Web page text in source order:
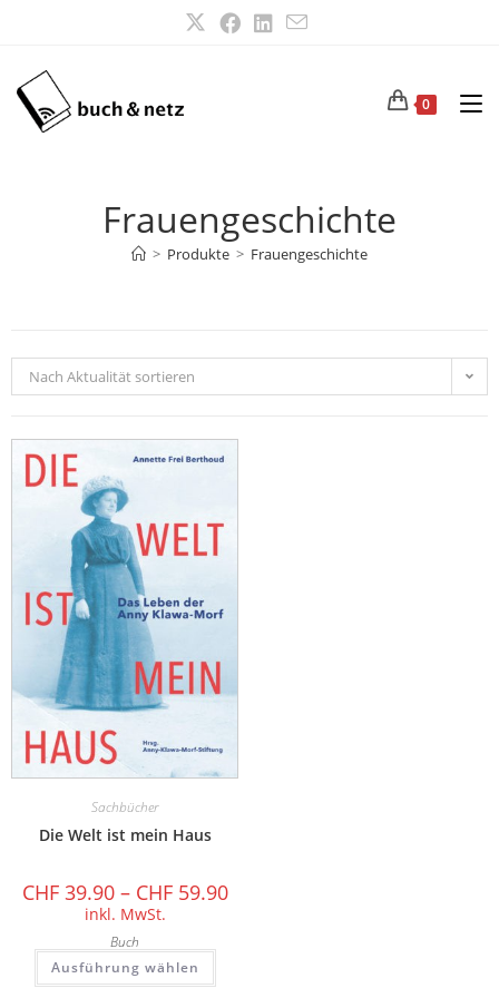
0
Frauengeschichte
> Produkte > Frauengeschichte
Nach Aktualität sortieren
Sachbücher
Die Welt ist mein Haus
CHF39.90 – CHF59.90
inkl. MwSt.
Buch
Ausführung wählen